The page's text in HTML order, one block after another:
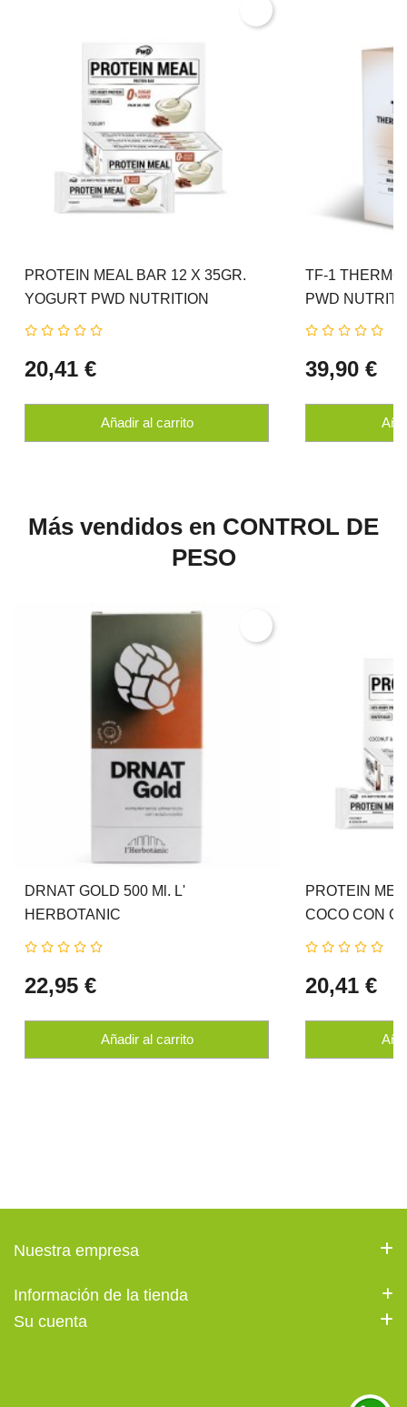
PROTEIN MEAL BAR 12 X 35GR.
YOGURT PWD NUTRITION
20,41 €
Añadir al carrito
TF-1
PWD
39,90 €
Más vendidos en CONTROL DE
PESO
DRNAT GOLD 500 Ml. L'
HERBOTANIC
22,95 €
Añadir al carrito
PROTEIN
COCO CON
NUTRITION
20,41 €
Nuestra empresa
Información de la tienda
Su cuenta